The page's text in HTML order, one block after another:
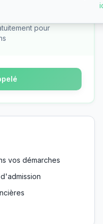
?
pour
vos démarches